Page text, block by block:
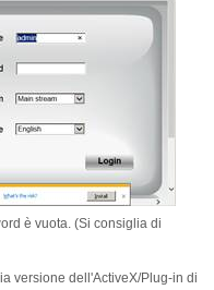
è vuota. (Si consiglia di
versione dell'ActiveX/Plug-in di